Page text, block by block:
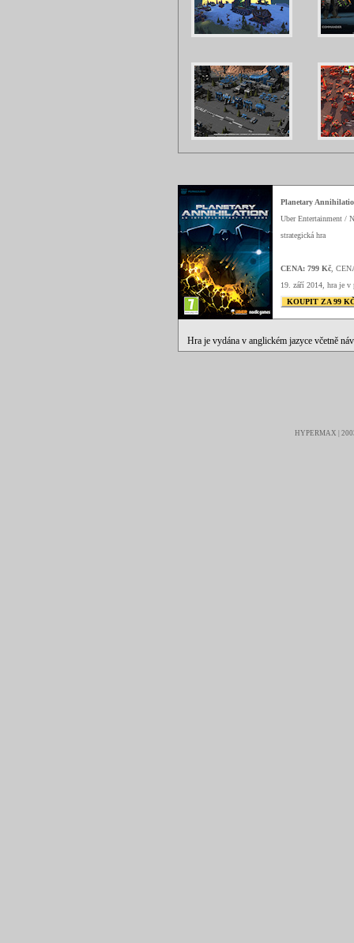
Planetary
Uber Entertainment /
strategická hra
CENA: 799 Kč ,
19. září 2014, hra je v
KOUPIT ZA 99
Hra je vydána v anglickém jazyce včetně
HYPERMAX |